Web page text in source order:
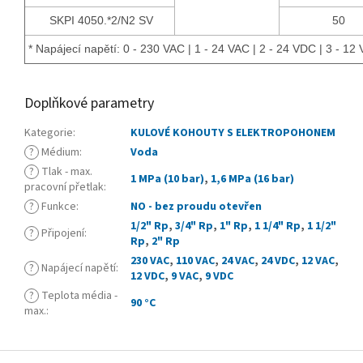
SKPI 4050.*2/N2 SV 50
* Napájecí napětí: 0 - 230 VAC | 1 - 24 VAC | 2 - 24 VDC | 3 - 12
Doplňkové parametry
Kategorie:
KULOVÉ KOHOUTY S ELEKTROPOHONEM
? Médium:
Voda
? Tlak - max.
pracovní přetlak: 1 MPa (10 bar), 1,6 MPa (16 bar)
? Funkce:
NO - bez proudu otevřen
? Připojení: 1/2" Rp, 3/4" Rp, 1" Rp, 1 1/4" Rp, 1 1/2"
Rp, 2" Rp
? Napájecí napětí: 230 VAC, 110 VAC, 24 VAC, 24 VDC, 12 VAC,
12 VDC, 9 VAC, 9 VDC
? Teplota média -
max.: 90 °C